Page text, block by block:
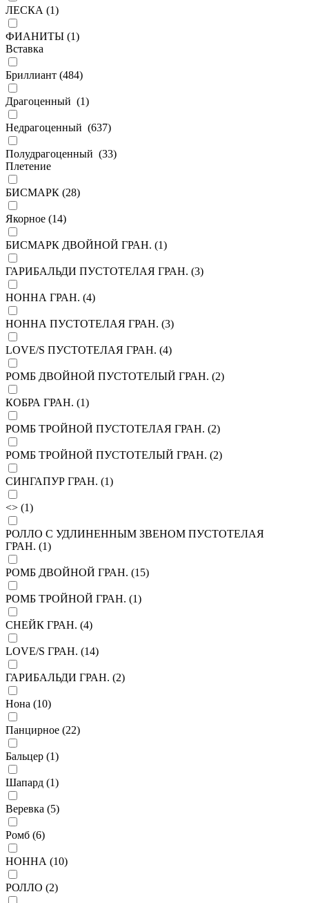
ЛЕСКА (1)
ФИАНИТЫ (1)
Вставка
Бриллиант (484)
Драгоценный (1)
Недрагоценный (637)
Полудрагоценный (33)
Плетение
БИСМАРК (28)
Якорное (14)
БИСМАРК ДВОЙНОЙ ГРАН. (1)
ГАРИБАЛЬДИ ПУСТОТЕЛАЯ ГРАН. (3)
НОННА ГРАН. (4)
НОННА ПУСТОТЕЛАЯ ГРАН. (3)
LOVE/S ПУСТОТЕЛАЯ ГРАН. (4)
РОМБ ДВОЙНОЙ ПУСТОТЕЛЫЙ ГРАН. (2)
КОБРА ГРАН. (1)
РОМБ ТРОЙНОЙ ПУСТОТЕЛАЯ ГРАН. (2)
РОМБ ТРОЙНОЙ ПУСТОТЕЛЫЙ ГРАН. (2)
СИНГАПУР ГРАН. (1)
<> (1)
РОЛЛО С УДЛИНЕННЫМ ЗВЕНОМ ПУСТОТЕЛАЯ
ГРАН. (1)
РОМБ ДВОЙНОЙ ГРАН. (15)
РОМБ ТРОЙНОЙ ГРАН. (1)
СНЕЙК ГРАН. (4)
LOVE/S ГРАН. (14)
ГАРИБАЛЬДИ ГРАН. (2)
Нона (10)
Панцирное (22)
Бальцер (1)
Шапард (1)
Веревка (5)
Ромб (6)
НОННА (10)
РОЛЛО (2)